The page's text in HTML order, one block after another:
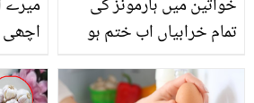
میرے
اچھی
خواتین میں ہارمونز کی
تمام خرابیاں اب ختم ہو
منٹ تک صرف یہ کام